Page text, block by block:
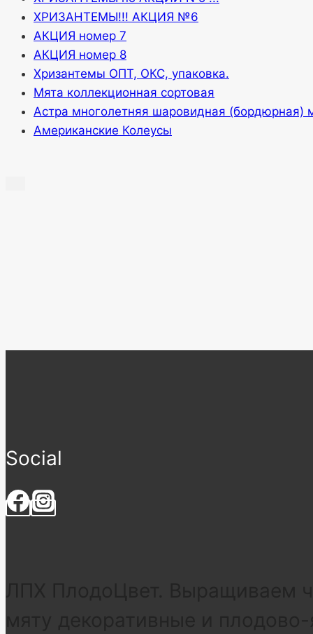
ХРИЗАНТЕМЫ!!! АКЦИЯ №6
АКЦИЯ номер 7
АКЦИЯ номер 8
Хризантемы ОПТ, ОКС, упаковка.
Мята коллекционная сортовая
Астра многолетняя шаровидная (бордюрная)
Американские Колеусы
Social